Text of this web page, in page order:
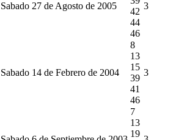
Sabado 27 de Agosto de 2005
42
44
46
3
Sabado 14 de Febrero de 2004
8
13
15
39
41
46
3
7
13
19